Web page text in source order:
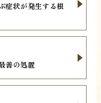
症状が発生する根
善の処置